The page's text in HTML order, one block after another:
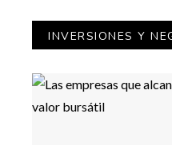
INVERSIONES Y